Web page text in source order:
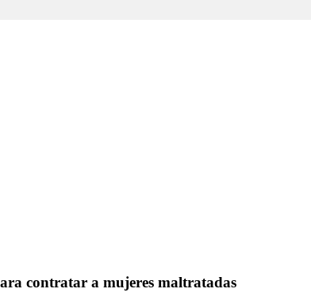
contratar a mujeres maltratadas